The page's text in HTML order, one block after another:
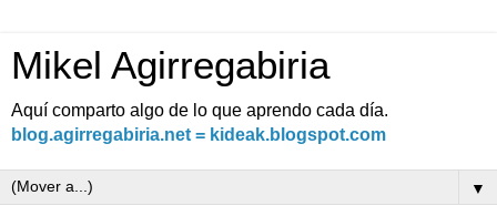
Mikel Agirregabiria
Aquí comparto algo de lo que aprendo cada día.
blog.agirregabiria.net = kideak.blogspot.com
▼